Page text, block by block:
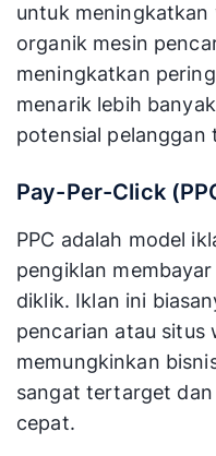
untuk meningkatkan
organik mesin
meningkatkan
menarik lebih
potensial pelanggan
Pay-Per-Click
PPC adalah model
pengiklan
diklik. Iklan ini
pencarian atau situs
memungkinkan
sangat tertarget
cepat.